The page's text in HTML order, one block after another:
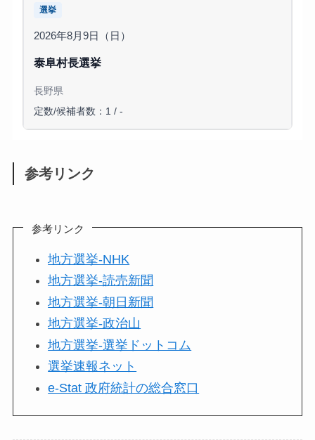
選挙
2026年8月9日（日）
泰阜村長選挙
長野県
定数/候補者数：1 / -
参考リンク
参考リンク
地方選挙-NHK
地方選挙-読売新聞
地方選挙-朝日新聞
地方選挙-政治山
地方選挙-選挙ドットコム
選挙速報ネット
e-Stat 政府統計の総合窓口